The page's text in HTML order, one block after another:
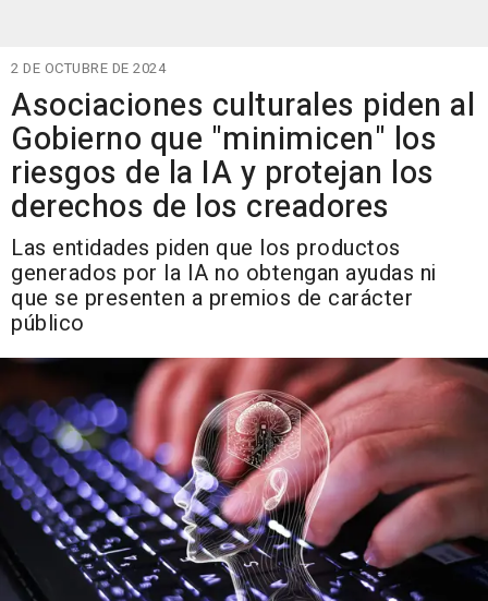
2 DE OCTUBRE DE 2024
Asociaciones culturales piden al
Gobierno que "minimicen" los
riesgos de la IA y protejan los
derechos de los creadores
Las entidades piden que los productos
generados por la IA no obtengan ayudas ni
que se presenten a premios de carácter
público